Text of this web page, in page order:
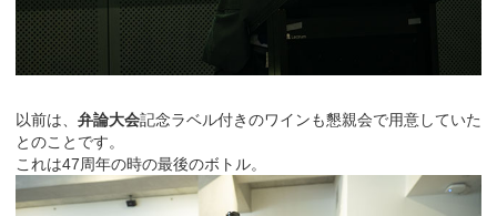
以前は、 弁論大会記念ラベル付きのワインも懇親会で用意していた
とのことです。
これは47周年の時の最後のボトル。